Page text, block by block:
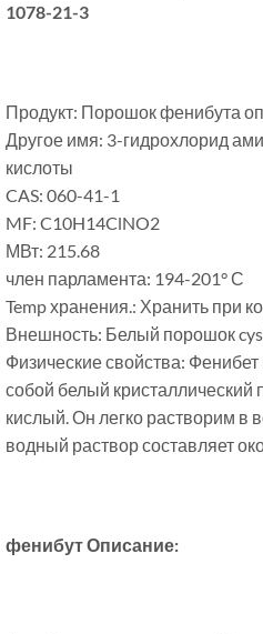
1078-21-3
Продукт: Порошок фенибута
Другое имя: 3-гидрохлорид
кислоты
CAS: 060-41-1
MF: C10H14ClNO2
МВт: 215.68
член парламента: 194-201° С
Temp хранения.: Хранить при
Внешность: Белый порошок
Физические свойства:
собой белый кристаллический
кислый. Он легко растворим в
водный раствор составляет
фенибут Описание: